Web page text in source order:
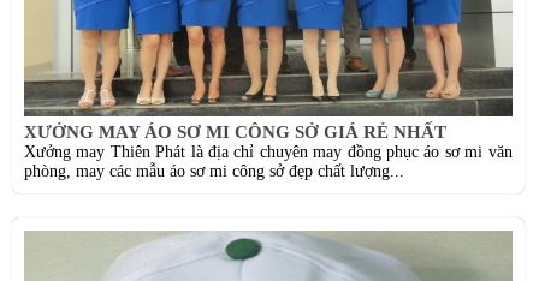
XƯỞNG MAY ÁO SƠ MI CÔNG SỞ GIÁ RẺ NHẤT
Xưởng may Thiên Phát là địa chỉ chuyên may đồng phục áo sơ mi văn
phòng, may các mẫu áo sơ mi công sở đẹp chất lượng...